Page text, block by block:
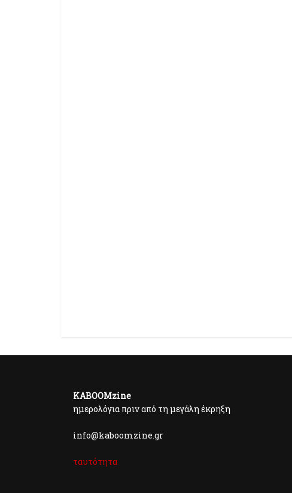
KABOOMzine
ημερολόγια πριν από τη μεγάλη έκρηξη
info@kaboomzine.gr
ταυτότητα